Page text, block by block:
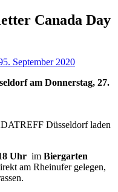
Canada Day
5. September 2020
am Donnerstag, 27.
Düsseldorf laden
Uhr im Biergarten
am Rheinufer gelegen,